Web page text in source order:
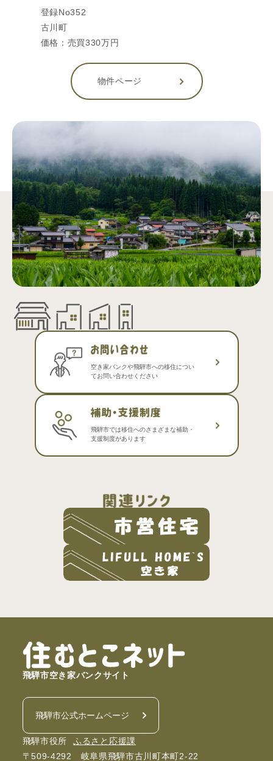
登録No352
古川町
価格：売買330万円
物件ページ
空き家バンクや飛騨市への移住につい
てお問い合わせください
飛騨市では移住へのさまざまな補助・
支援制度があります
飛騨市空き家バンクサイト
飛騨市公式ホームページ
飛騨市役所
ふるさと応援課
〒509-4292 岐阜県飛騨市古川町本町2-22